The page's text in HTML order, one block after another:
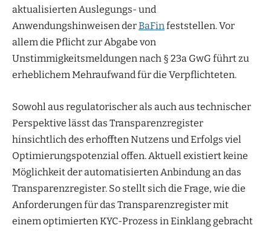
aktualisierten Auslegungs- und
Anwendungshinweisen derBaFinfeststellen. Vor
allem die Pflicht zur Abgabe von
Unstimmigkeitsmeldungen nach § 23a GwG führt zu
erheblichem Mehraufwand für die Verpflichteten.
Sowohl aus regulatorischer als auch aus technischer
Perspektive lässt das Transparenzregister
hinsichtlich des erhofften Nutzens und Erfolgs viel
Optimierungspotenzial offen. Aktuell existiert keine
Möglichkeit der automatisierten Anbindung an das
Transparenzregister. So stellt sich die Frage, wie die
Anforderungen für das Transparenzregister mit
einem optimierten KYC-Prozess in Einklang gebracht